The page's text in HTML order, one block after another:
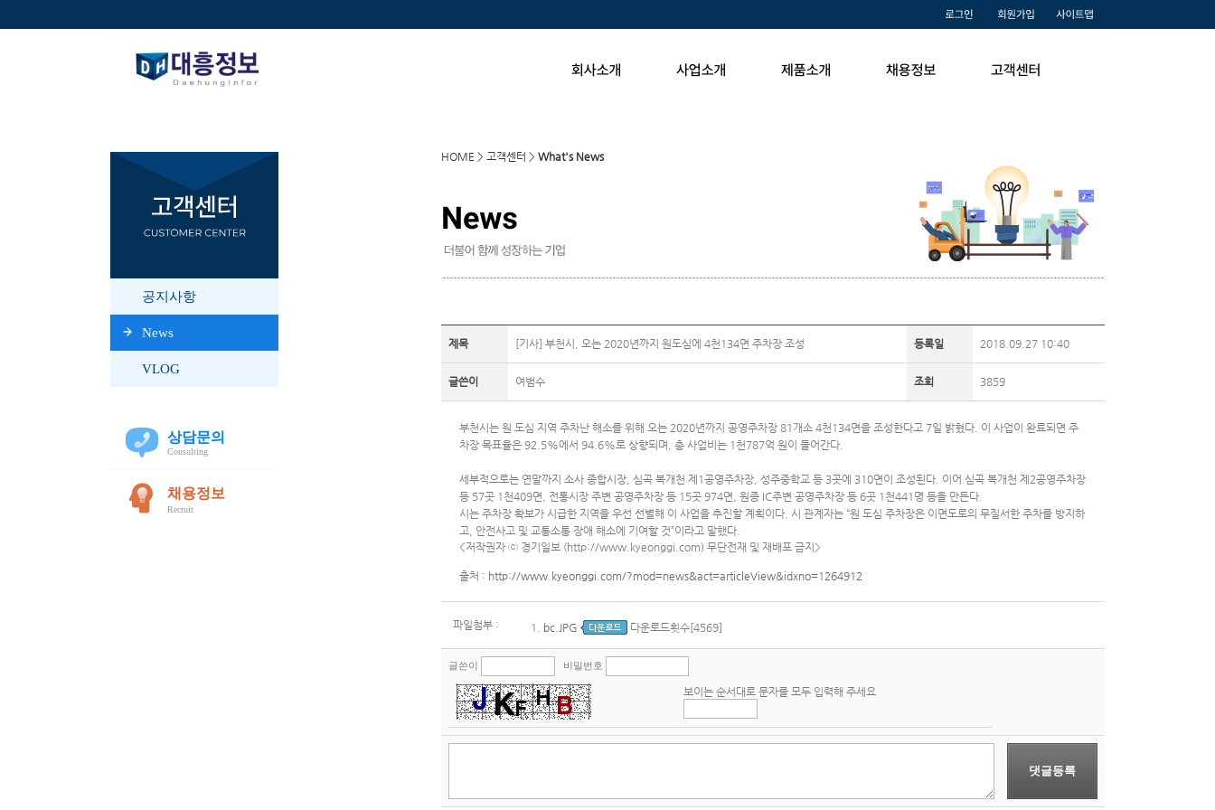
HOME > 고객센터 > What's News
제목 [기사] 부천시, 오는 2020년까지 원도심에 4천134면 주차장 조성 등록일 2018.09.27 10:40
글쓴이 여범수 조회 3859
부천시는 원 도심 지역 주차난 해소를 위해 오는 2020년까지 공영주차장 81개소 4천134면을 조성한다고 7일 밝혔다. 이 사업이 완료되면 주
차장 목표율은 92.5%에서 94.6%로 상향되며, 총 사업비는 1천787억 원이 들어간다.
세부적으로는 연말까지 소사 종합시장, 심곡 복개천 제1공영주차장, 성주중학교 등 3곳에 310면이 조성된다. 이어 심곡 복개천 제2공영주차장
등 57곳 1천409면, 전통시장 주변 공영주차장 등 15곳 974면, 원종 IC주변 공영주차장 등 6곳 1천441명 등을 만든다.
시는 주차장 확보가 시급한 지역을 우선 선별해 이 사업을 추진할 계획이다. 시 관계자는 “원 도심 주차장은 이면도로의 무질서한 주차를 방지하
고, 안전사고 및 교통소통 장애 해소에 기여할 것”이라고 말했다.
<저작권자 ⓒ 경기일보 (http://www.kyeonggi.com) 무단전재 및 재배포 금지>
출처 : http://www.kyeonggi.com/?mod=news&act=articleView&idxno=1264912
파일첨부 : 1. bc.JPG 다운로드횟수[4569]
글쓴이 비밀번호
보이는 순서대로 문자를 모두 입력해 주세요
댓글등록